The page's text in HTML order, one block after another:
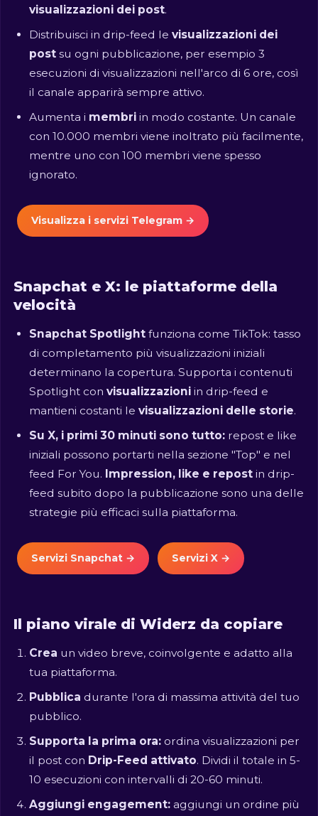
visualizzazioni dei post.
Distribuisci in drip-feed le visualizzazioni dei
post su ogni pubblicazione, per esempio 3
esecuzioni di visualizzazioni nell'arco di 6 ore, così
il canale apparirà sempre attivo.
Aumenta i membri in modo costante. Un canale
con 10.000 membri viene inoltrato più facilmente,
mentre uno con 100 membri viene spesso
ignorato.
Visualizza i servizi Telegram →
Snapchat e X: le piattaforme della
velocità
Snapchat Spotlight funziona come TikTok: tasso
di completamento più visualizzazioni iniziali
determinano la copertura. Supporta i contenuti
Spotlight con visualizzazioni in drip-feed e
mantieni costanti le visualizzazioni delle storie.
Su X, i primi 30 minuti sono tutto: repost e like
iniziali possono portarti nella sezione "Top" e nel
feed For You. Impression, like e repost in drip-
feed subito dopo la pubblicazione sono una delle
strategie più efficaci sulla piattaforma.
Servizi Snapchat → Servizi X →
Il piano virale di Widerz da copiare
Crea un video breve, coinvolgente e adatto alla
tua piattaforma.
Pubblica durante l'ora di massima attività del tuo
pubblico.
Supporta la prima ora: ordina visualizzazioni per
il post con Drip-Feed attivato. Dividi il totale in 5-
10 esecuzioni con intervalli di 20-60 minuti.
Aggiungi engagement: aggiungi un ordine più